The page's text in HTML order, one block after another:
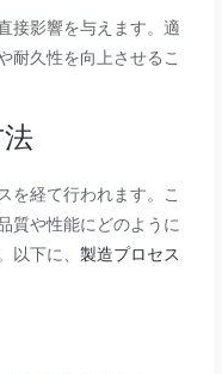
接影響を与えます。適
耐久性を向上させるこ
を経て行われます。こ
質や性能にどのように
以下に、製造プロセス